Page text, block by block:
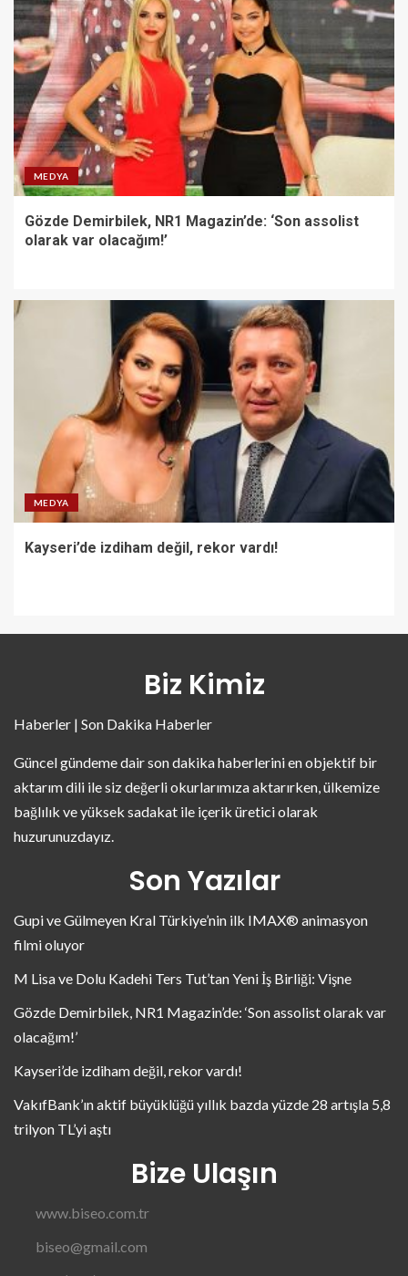
MEDYA
Gözde Demirbilek, NR1 Magazin’de: ‘Son assolist
olarak var olacağım!’
MEDYA
Kayseri’de izdiham değil, rekor vardı!
Biz Kimiz
Haberler | Son Dakika Haberler
Güncel gündeme dair son dakika haberlerini en objektif bir
aktarım dili ile siz değerli okurlarımıza aktarırken, ülkemize
bağlılık ve yüksek sadakat ile içerik üretici olarak
huzurunuzdayız.
Son Yazılar
Gupi ve Gülmeyen Kral Türkiye’nin ilk IMAX® animasyon
filmi oluyor
M Lisa ve Dolu Kadehi Ters Tut’tan Yeni İş Birliği: Vişne
Gözde Demirbilek, NR1 Magazin’de: ‘Son assolist olarak var
olacağım!’
Kayseri’de izdiham değil, rekor vardı!
VakıfBank’ın aktif büyüklüğü yıllık bazda yüzde 28 artışla 5,8
trilyon TL’yi aştı
Bize Ulaşın
www.biseo.com.tr
biseo@gmail.com